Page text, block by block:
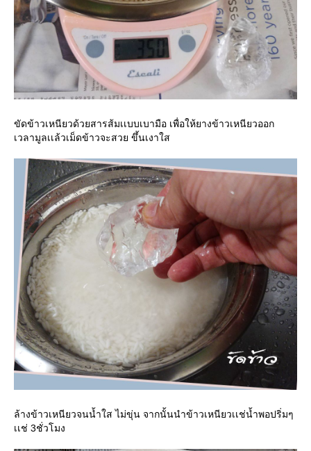
ขัดข้าวเหนียวด้วยสารส้มเเบบเบามือ เพื่อให้ยางข้าวเหนียวออก
เวลามูลเเล้วเม็ดข้าวจะสวย ขึ้นเงาใส
ล้างข้าวเหนียวจนน้ำใส ไม่ขุ่น จากนั้นนำข้าวเหนียวเเช่น้ำพอปริ่มๆ
เเช่ 3ชั่วโมง